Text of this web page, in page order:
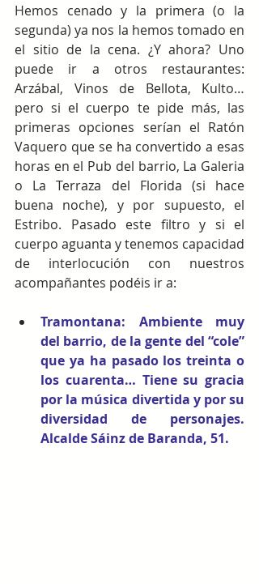
Hemos cenado y la primera (o la
segunda) ya nos la hemos tomado en
el sitio de la cena. ¿Y ahora? Uno
puede ir a otros restaurantes:
Arzábal, Vinos de Bellota, Kulto…
pero si el cuerpo te pide más, las
primeras opciones serían el Ratón
Vaquero que se ha convertido a esas
horas en el Pub del barrio, La Galeria
o La Terraza del Florida (si hace
buena noche), y por supuesto, el
Estribo. Pasado este filtro y si el
cuerpo aguanta y tenemos capacidad
de interlocución con nuestros
acompañantes podéis ir a:
Tramontana: Ambiente muy
del barrio, de la gente del “cole”
que ya ha pasado los treinta o
los cuarenta… Tiene su gracia
por la música divertida y por su
diversidad de personajes.
Alcalde Sáinz de Baranda, 51.